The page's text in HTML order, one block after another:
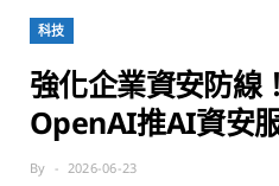
科技
強化企業資安防線
OpenAI推AI資安
By 2026-06-23